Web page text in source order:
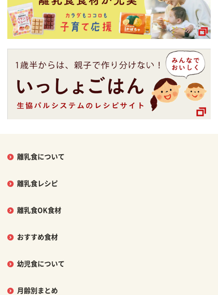
離乳食について
離乳食レシピ
離乳食OK食材
おすすめ食材
幼児食について
月齢別まとめ